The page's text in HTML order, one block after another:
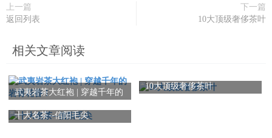
上一篇
返回列表
下一篇
10大顶级奢侈茶叶
相关文章阅读
武夷岩茶大红袍 | 穿越千年的
10大顶级奢侈茶叶
十大名茶--信阳毛尖